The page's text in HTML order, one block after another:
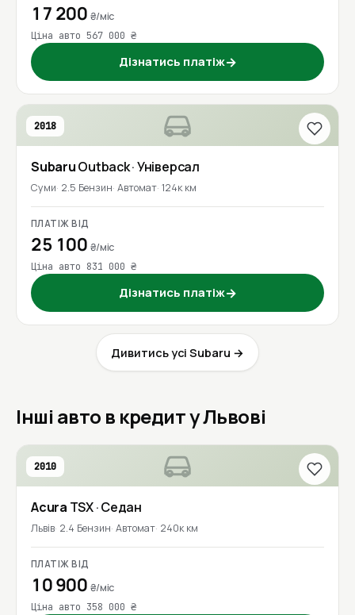
17 200 ₴/міс
Ціна авто 567 000 ₴
Дізнатись платіж→
2018
SubaruOutback· Універсал
Суми 2.5 Бензин Автомат 124к км
ПЛАТІЖ ВІД
25 100 ₴/міс
Ціна авто 831 000 ₴
Дізнатись платіж→
Дивитись усі Subaru →
Інші авто в кредит у Львові
2010
Acura TSX· Седан
Львів 2.4 Бензин Автомат 240к км
ПЛАТІЖ ВІД
10 900 ₴/міс
Ціна авто 358 000 ₴